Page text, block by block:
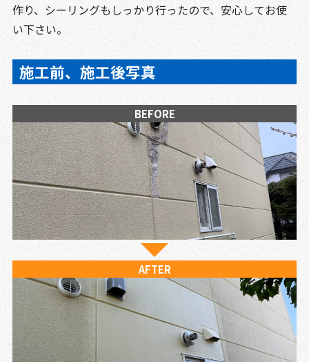
作り、シーリングもしっかり行ったので、安心してお使
い下さい。
施工前、施工後写真
BEFORE
AFTER